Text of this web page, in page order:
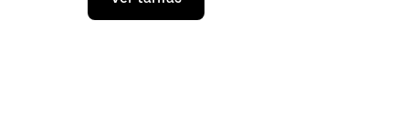
flecha